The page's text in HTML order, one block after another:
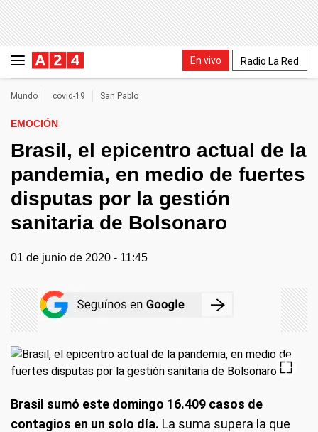
En vivo Radio La Red
Mundo covid-19 San Pablo
EMOCIÓN
Brasil, el epicentro actual de la
pandemia, en medio de fuertes
disputas por la gestión
sanitaria de Bolsonaro
01 de junio de 2020 - 11:45
Brasil sumó este domingo 16.409 casos de
contagios en un solo día. La suma supera la que